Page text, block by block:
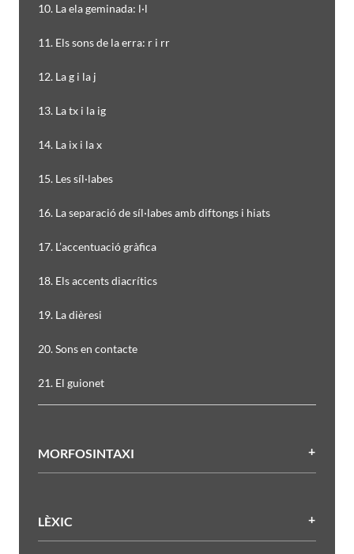
10. La ela geminada: l·l
11. Els sons de la erra: r i rr
12. La g i la j
13. La tx i la ig
14. La ix i la x
15. Les síl·labes
16. La separació de síl·labes amb diftongs i hiats
17. L’accentuació gràfica
18. Els accents diacrítics
19. La dièresi
20. Sons en contacte
21. El guionet
MORFOSINTAXI
LÈXIC